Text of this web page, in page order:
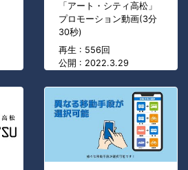
「アート・シティ高松」
プロモーション動画(3分
30秒)
再生 : 556回
公開 : 2022.3.29